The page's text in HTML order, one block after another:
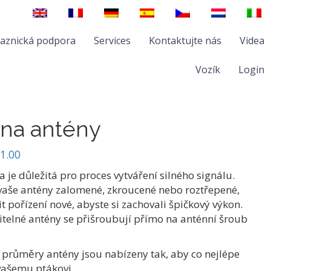
podpora Services Kontaktujte nás Videa
Vozík Login
antény
je důležitá pro proces vytváření silného signálu.
antény zalomené, zkroucené nebo roztřepené,
pořízení nové, abyste si zachovali špičkový výkon.
antény se přišroubují přímo na anténní šroub
průměry antény jsou nabízeny tak, aby co nejlépe
ptákovi